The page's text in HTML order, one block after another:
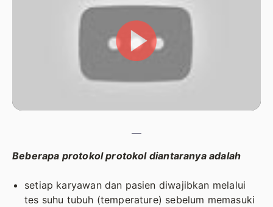
Beberapa protokol protokol diantaranya adalah
setiap karyawan dan pasien diwajibkan melalui
tes suhu tubuh (temperature) sebelum memasuki